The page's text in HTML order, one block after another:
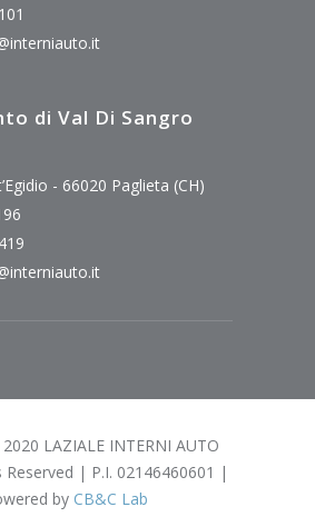
di Val Di Sangro
- 66020 Paglieta (CH)
LAZIALE INTERNI AUTO
Reserved | P.I. 02146460601 |
by CB&C Lab